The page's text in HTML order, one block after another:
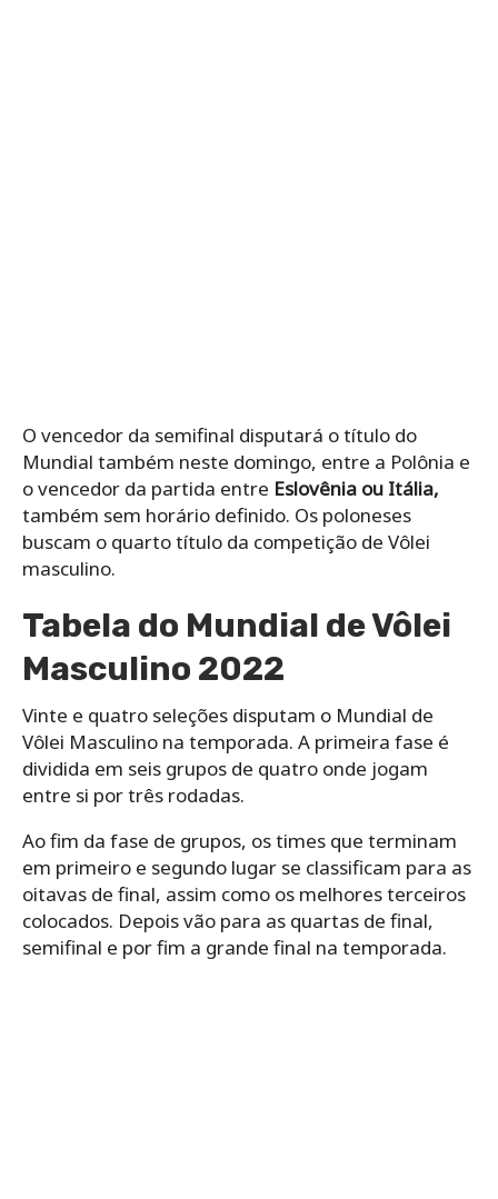
O vencedor da semifinal disputará o título do
Mundial também neste domingo, entre a Polônia e
o vencedor da partida entre Eslovênia ou Itália,
também sem horário definido. Os poloneses
buscam o quarto título da competição de Vôlei
masculino.
Tabela do Mundial de Vôlei
Masculino 2022
Vinte e quatro seleções disputam o Mundial de
Vôlei Masculino na temporada. A primeira fase é
dividida em seis grupos de quatro onde jogam
entre si por três rodadas.
Ao fim da fase de grupos, os times que terminam
em primeiro e segundo lugar se classificam para as
oitavas de final, assim como os melhores terceiros
colocados. Depois vão para as quartas de final,
semifinal e por fim a grande final na temporada.